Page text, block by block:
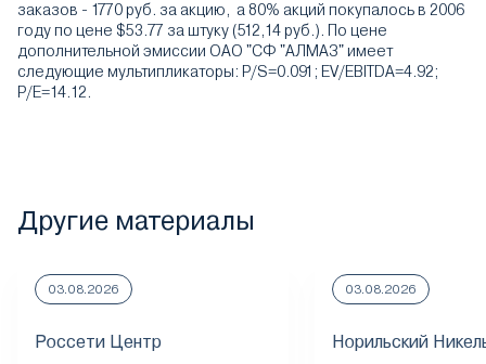
заказов - 1770 руб. за акцию, а 80% акций покупалось в 2006
году по цене $53.77 за штуку (512,14 руб.). По цене
дополнительной эмиссии ОАО "СФ "АЛМАЗ" имеет
следующие мультипликаторы: P/S=0.091; EV/EBITDA=4.92;
P/E=14.12.
Другие материалы
03.08.2026
Россети Центр
03.08.2026
Норильский